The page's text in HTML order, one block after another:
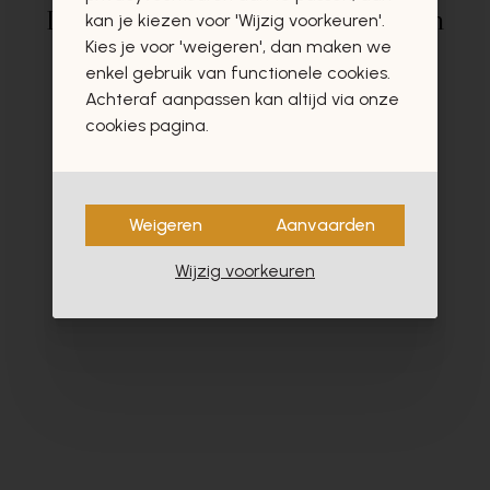
Deze producten zullen u zeker en
vast ook interesseren
kan je kiezen voor 'Wijzig voorkeuren'.
Kies je voor 'weigeren', dan maken we
enkel gebruik van functionele cookies.
Achteraf aanpassen kan altijd via onze
cookies pagina.
Weigeren Aanvaarden
Wijzig voorkeuren